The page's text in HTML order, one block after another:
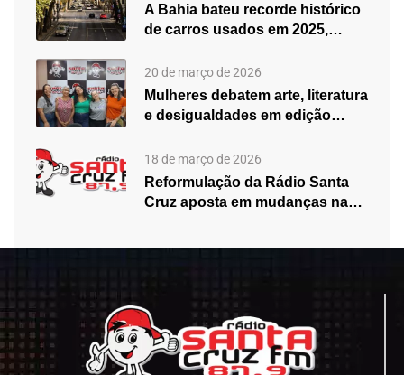
A Bahia bateu recorde histórico
de carros usados em 2025,…
20 de março de 2026
Mulheres debatem arte, literatura
e desigualdades em edição
18 de março de 2026
Reformulação da Rádio Santa
Cruz aposta em mudanças na